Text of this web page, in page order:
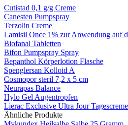
Cutistad 0,1 g/g Creme
Canesten Pumpspray
Terzolin Creme
Lamisil Once 1% zur Anwendung auf
Biofanal Tabletten
Bifon Pumpspray Spray
Bepanthol Körperlotion Flasche
Spenglersan Kolloid A
Cosmopor steril 7,2 x 5 cm
Neurapas Balance
Hylo Gel Augentropfen
Lierac Exclusive Ultra Jour Tagescreme
Ähnliche Produkte